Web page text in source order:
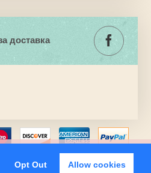
Opt Out Allow cookies
доставка
Затвори